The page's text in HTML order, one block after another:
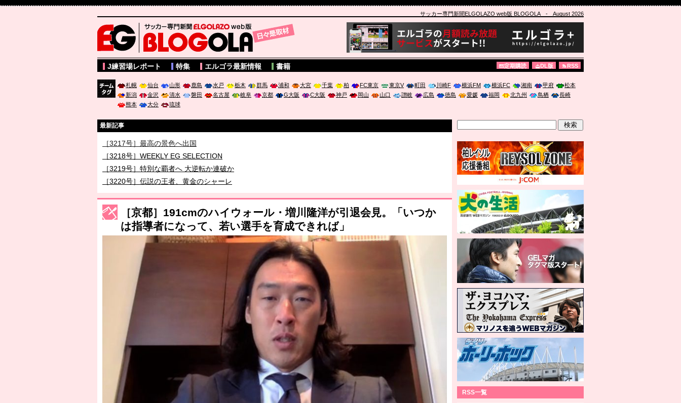
サッカー専門新聞ELGOLAZO web版 BLOGOLA- August 2026
サッカー専門新聞ELGOLAZO web版 BLOGOLA
J練習場レポート 特集 エルゴラ最新情報 書籍 定期購読 DL版 RSS
札幌 仙台 山形 鹿島 水戸 栃木 群馬 浦和 大宮 千葉 柏 FC東京 東京V 町田 川崎F 横浜FM 横浜FC 湘南 甲府
松本
新潟
金沢 清水 磐田 名古屋 岐阜 京都 G大阪 C大阪 神戸 岡山 山口 讃岐 広島 徳島 愛媛 福岡 北九州 鳥栖
長崎
熊本
大分 琉球
最新記事
［3217号］最高の景色へ出国
［3218号］WEEKLY EG SELECTION
［3219号］特別な覇者へ 大逆転か連破か
［3220号］伝説の王者、黄金のシャーレ
［3230号］世界一への夢は終わらない
［3223号］一丸。日本出陣
［3222号］史上最大のW杯開幕 注目は「個」
［京都］191cmのハイウォール・増川隆洋が引退会見。「いつか
は指導者になって、若い選手を育成できれば」
RSS一覧